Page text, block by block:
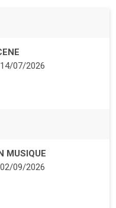
14/07/2026
MUSIQUE
02/09/2026